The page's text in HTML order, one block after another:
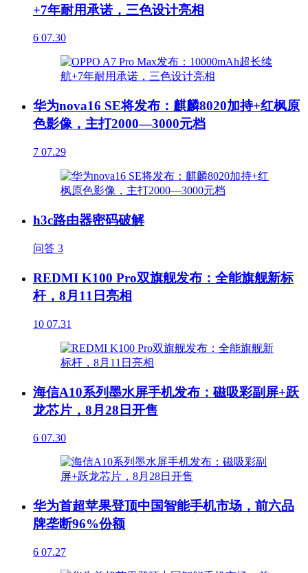
+7年耐用承诺，三色设计亮相
6 07.30
华为nova16 SE将发布：麒麟8020加持+红枫原
色影像，主打2000—3000元档
7 07.29
h3c路由器密码破解
问答 3
REDMI K100 Pro双旗舰发布：全能旗舰新标
杆，8月11日亮相
10 07.31
海信A10系列墨水屏手机发布：磁吸彩副屏+跃
龙芯片，8月28日开售
6 07.30
华为首超苹果登顶中国智能手机市场，前六品
牌垄断96%份额
6 07.27